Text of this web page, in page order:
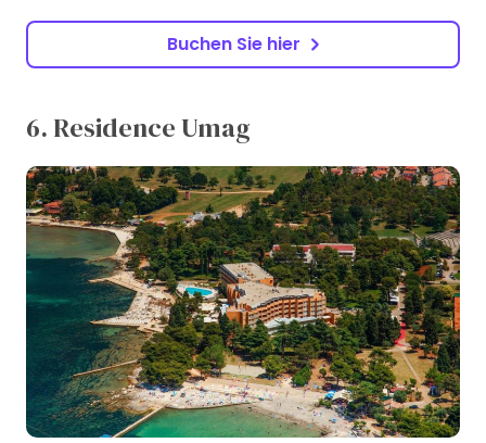
Buchen Sie hier
6. Residence Umag